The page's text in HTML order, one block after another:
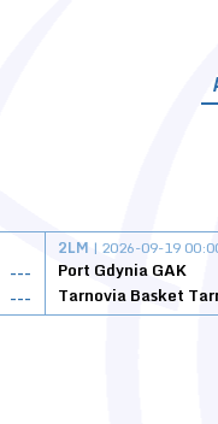
---
---
2LM | 2026-09-19
Port Gdynia GAK